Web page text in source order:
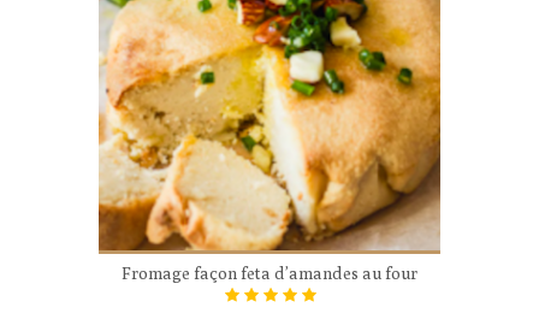
Fromage façon feta d’amandes au four